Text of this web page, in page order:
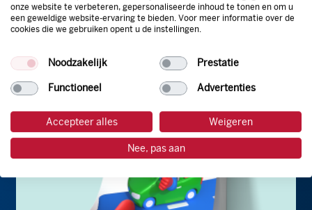
Tankstations
Bekijk actie
onze website te verbeteren, gepersonaliseerde inhoud te tonen en om u
een geweldige website-ervaring te bieden. Voor meer informatie over de
cookies die we gebruiken opent u de instellingen.
Noodzakelijk Prestatie
Functioneel Advertenties
Accepteer alles Weigeren
Nee, pas aan